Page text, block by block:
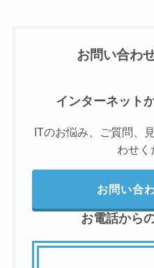
お問い合わ
インターネット
ITのお悩み、ご質問、
わせく
お問い合
お電話から